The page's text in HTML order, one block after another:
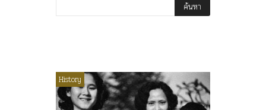
History